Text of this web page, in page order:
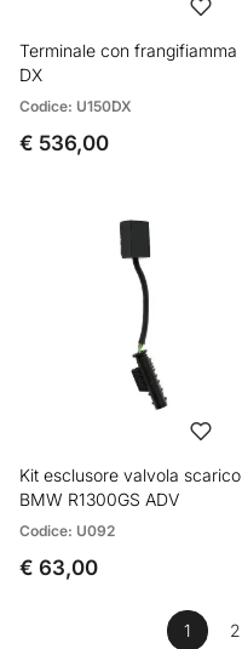
Terminale con frangifiamma
DX
Codice: U150DX
€ 536,00
Kit esclusore valvola scarico
BMW R1300GS ADV
Codice: U092
€ 63,00
1 2